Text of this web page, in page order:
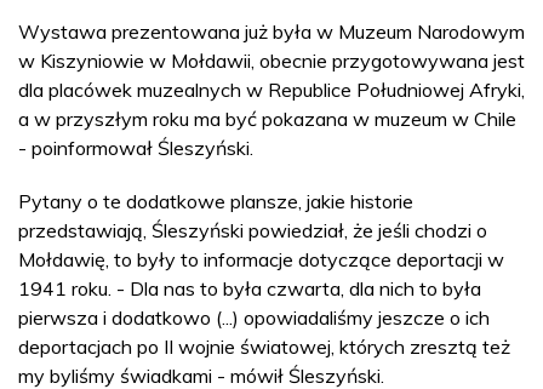
Wystawa prezentowana już była w Muzeum Narodowym
w Kiszyniowie w Mołdawii, obecnie przygotowywana jest
dla placówek muzealnych w Republice Południowej Afryki,
a w przyszłym roku ma być pokazana w muzeum w Chile
- poinformował Śleszyński.
Pytany o te dodatkowe plansze, jakie historie
przedstawiają, Śleszyński powiedział, że jeśli chodzi o
Mołdawię, to były to informacje dotyczące deportacji w
1941 roku. - Dla nas to była czwarta, dla nich to była
pierwsza i dodatkowo (...) opowiadaliśmy jeszcze o ich
deportacjach po II wojnie światowej, których zresztą też
my byliśmy świadkami - mówił Śleszyński.